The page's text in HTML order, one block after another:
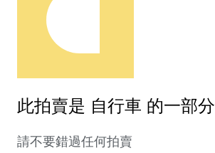
此拍賣是 自行車 的一部分
請不要錯過任何拍賣